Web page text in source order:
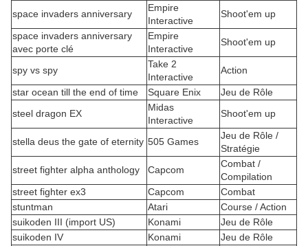
space invaders anniversary
Empire
Interactive
Shoot'em up
space invaders anniversary
avec porte clé
Empire
Interactive
Shoot'em up
spy vs spy
Take 2
Interactive
Action
star ocean till the end of time
Square Enix
Jeu de Rôle
steel dragon EX
Midas
Interactive
Shoot'em up
stella deus the gate of eternity 505 Games
Jeu de Rôle /
Stratégie
street fighter alpha anthology
Capcom
Combat /
Compilation
street fighter ex3
Capcom
Combat
stuntman
Atari
Course / Action
suikoden III (import US)
Konami
Jeu de Rôle
suikoden IV
Konami
Jeu de Rôle